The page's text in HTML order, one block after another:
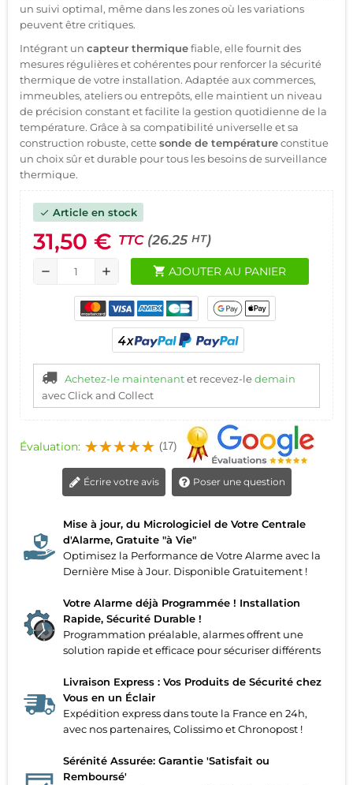
un suivi optimal, même dans les zones où les variations
peuvent être critiques.
Intégrant un capteur thermiquefiable, elle fournit des
mesures régulières et cohérentes pour renforcer la sécurité
thermique de votre installation. Adaptée aux commerces,
immeubles, ateliers ou entrepôts, elle maintient un niveau
de précision constant et facilite la gestion quotidienne de la
température. Grâce à sa compatibilité universelle et sa
construction robuste, cettesonde de températureconstitue
un choix sûr et durable pour tous les besoins de surveillance
thermique.
check Article en stock
31,50 € TTC (26.25 HT)
remove add shopping_cart AJOUTER AU PANIER
Achetez-le maintenantet recevez-ledemain
avec Click and Collect
Évaluation: (17)
Écrire votre avis Poser une question
Mise à jour, du Micrologiciel de Votre Centrale
d'Alarme, Gratuite "à Vie"
Optimisez la Performance de Votre Alarme avec la
Dernière Mise à Jour. Disponible Gratuitement !
Votre Alarme déjà Programmée ! Installation
Rapide, Sécurité Durable !
Programmation préalable, alarmes offrent une
solution rapide et efficace pour sécuriser différents
Livraison Express : Vos Produits de Sécurité chez
Vous en un Éclair
Expédition express dans toute la France en 24h,
avec nos partenaires, Colissimo et Chronopost !
Sérénité Assurée: Garantie 'Satisfait ou
Remboursé'